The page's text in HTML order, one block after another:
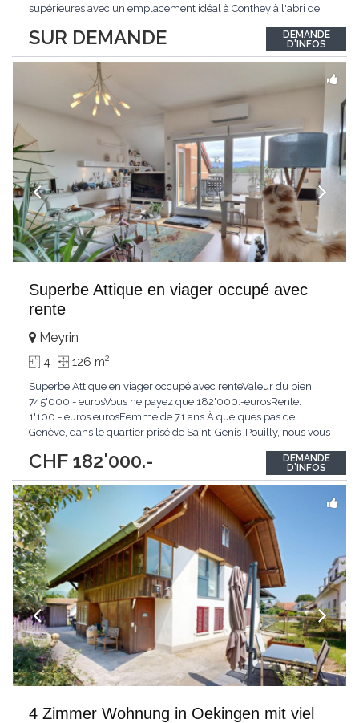
SUR DEMANDE
supérieures avec un emplacement idéal à Conthey à l'abri de
commodités !LE PALLADIONouvelle résidence d'appartements
haut de gamme située à...
DEMANDE
D'INFOS
Superbe Attique en viager occupé avec
rente
CHF 182'000.-
Meyrin
4 126 m2
Superbe Attique en viager occupé avec renteValeur du bien:
745'000.- eurosVous ne payez que 182'000.-eurosRente:
1'100.- euros eurosFemme de 71 ans.À quelques pas de
Genève, dans le quartier prisé de Saint-Genis-Pouilly, nous vous
rente, une occasion unique pour un investissement patrimonial
sécurisé et de qualité.Description du bien...
DEMANDE
D'INFOS
4 Zimmer Wohnung in Oekingen mit viel